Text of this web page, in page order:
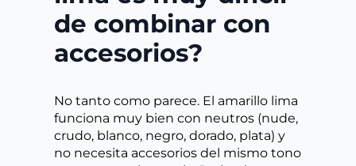
de combinar con
accesorios?
No tanto como parece. El amarillo lima
funciona muy bien con neutros (nude,
crudo, blanco, negro, dorado, plata) y
no necesita accesorios del mismo tono